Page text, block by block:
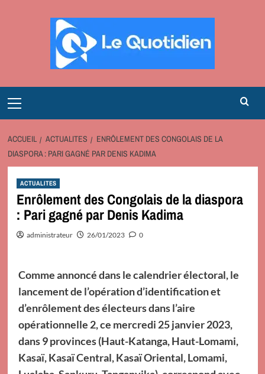
Menu
ACCUEIL ACTUALITES
ENRÔLEMENT DES CONGOLAIS DE LA
DIASPORA : PARI GAGNÉ PAR DENIS KADIMA
ACTUALITES
Enrôlement des Congolais de la diaspora
: Pari gagné par Denis Kadima
administrateur 26/01/2023 0
Comme annoncé dans le calendrier électoral, le
lancement de l’opération d’identification et
d’enrôlement des électeurs dans l’aire
opérationnelle 2, ce mercredi 25 janvier 2023,
dans 9 provinces (Haut-Katanga, Haut-Lomami,
Kasaï, Kasaï Central, Kasaï Oriental, Lomami,